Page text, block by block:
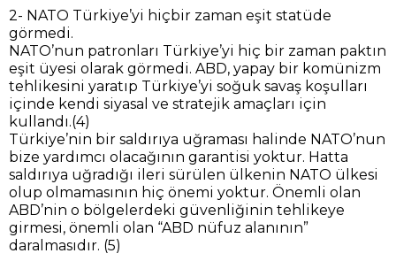
2- NATO Türkiye’yi hiçbir zaman eşit statüde
görmedi.
NATO’nun patronları Türkiye’yi hiç bir zaman paktın
eşit üyesi olarak görmedi. ABD, yapay bir komünizm
tehlikesini yaratıp Türkiye’yi soğuk savaş koşulları
içinde kendi siyasal ve stratejik amaçları için
kullandı.(4)
Türkiye’nin bir saldırıya uğraması halinde NATO’nun
bize yardımcı olacağının garantisi yoktur. Hatta
saldırıya uğradığı ileri sürülen ülkenin NATO ülkesi
olup olmamasının hiç önemi yoktur. Önemli olan
ABD’nin o bölgelerdeki güvenliğinin tehlikeye
girmesi, önemli olan “ABD nüfuz alanının”
daralmasıdır. (5)